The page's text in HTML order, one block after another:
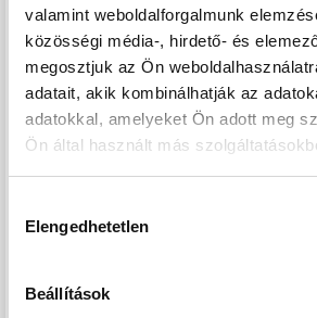
valamint weboldalforgalmunk
közösségi média-, hirdető- és
megosztjuk az Ön
adatait, akik kombinálhatják az
adatokkal, amelyeket Ön adott meg
Ön által használt más
kiválasztása
Elengedhetetlen
Beállítások
hőszigetelő rendszere kivételesen
A beruházó nagy tapasztalatokkal
referencia épületek, lakások hosszú
Minden beruházását magas minőség,
Ne hagyja ki ezt a kivételes